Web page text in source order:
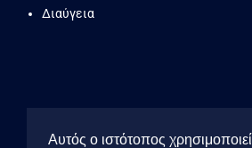
Διαύγεια
Αυτός ο ιστότοπος χρησιμοποιεί